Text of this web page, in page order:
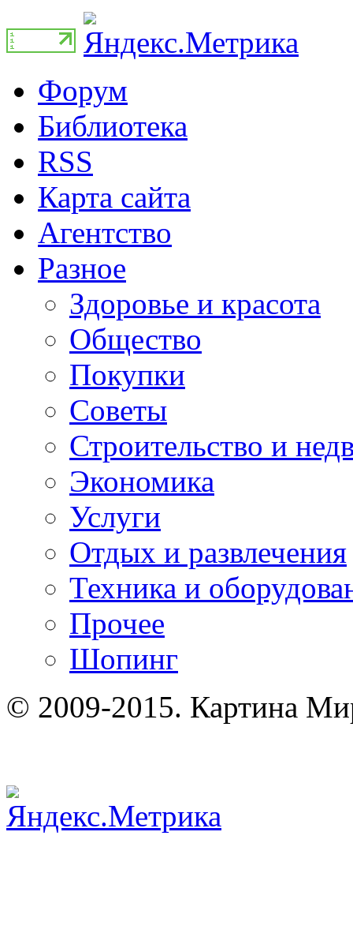
Форум
Библиотека
RSS
Карта сайта
Агентство
Разное
Здоровье и красота
Общество
Покупки
Советы
Строительство и
Экономика
Услуги
Отдых и развлечения
Техника и
Прочее
Шопинг
© 2009-2015. Картина